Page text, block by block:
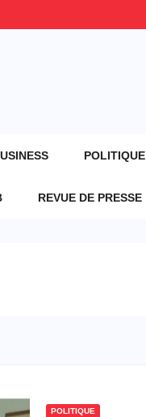
POLITIQUE
REVUE DE PRESSE
POLITIQUE